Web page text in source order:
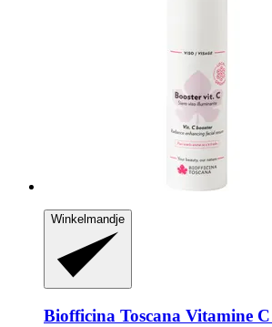
Winkelmandje
Biofficina Toscana Vitamine